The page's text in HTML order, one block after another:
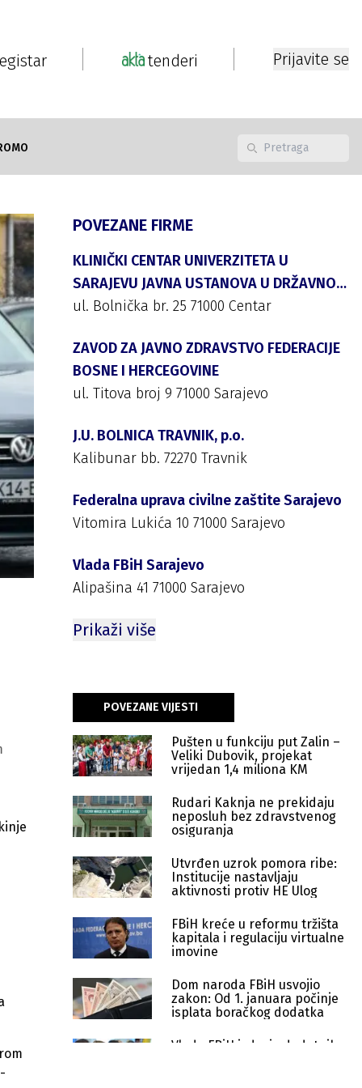
tenderi Prijavite se
POVEZANE FIRME
KLINIČKI CENTAR UNIVERZITETA U
SARAJEVU JAVNA USTANOVA U DRŽAVNOJ
SVOJINI sa p.o. Sarajevo
ul. Bolnička br. 25 71000 Centar
ZAVOD ZA JAVNO ZDRAVSTVO FEDERACIJE
BOSNE I HERCEGOVINE
ul. Titova broj 9 71000 Sarajevo
J.U. BOLNICA TRAVNIK, p.o.
Kalibunar bb. 72270 Travnik
Federalna uprava civilne zaštite Sarajevo
Vitomira Lukića 10 71000 Sarajevo
Vlada FBiH Sarajevo
Alipašina 41 71000 Sarajevo
Prikaži više
POVEZANE VIJESTI
Pušten u funkciju put Zalin –
Veliki Dubovik, projekat
vrijedan 1,4 miliona KM
Rudari Kaknja ne prekidaju
neposluh bez zdravstvenog
osiguranja
Utvrđen uzrok pomora ribe:
Institucije nastavljaju
aktivnosti protiv HE Ulog
FBiH kreće u reformu tržišta
kapitala i regulaciju virtualne
imovine
Dom naroda FBiH usvojio
zakon: Od 1. januara počinje
isplata boračkog dodatka
Vlada FBiH izdvaja dodatnih